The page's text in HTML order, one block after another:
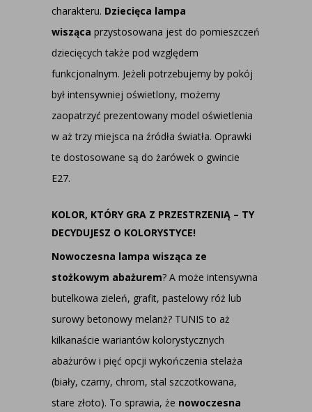
charakteru. Dziecięca lampa
wisząca przystosowana jest do pomieszczeń
dziecięcych także pod względem
funkcjonalnym. Jeżeli potrzebujemy by pokój
był intensywniej oświetlony, możemy
zaopatrzyć prezentowany model oświetlenia
w aż trzy miejsca na źródła światła. Oprawki
te dostosowane są do żarówek o gwincie
E27.
KOLOR, KTÓRY GRA Z PRZESTRZENIĄ – TY
DECYDUJESZ O KOLORYSTYCE!
Nowoczesna lampa wisząca ze
stożkowym abażurem? A może intensywna
butelkowa zieleń, grafit, pastelowy róż lub
surowy betonowy melanż? TUNIS to aż
kilkanaście wariantów kolorystycznych
abażurów i pięć opcji wykończenia stelaża
(biały, czarny, chrom, stal szczotkowana,
stare złoto). To sprawia, że nowoczesna